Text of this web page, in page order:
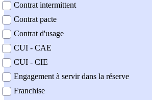
Contrat intermittent
Contrat pacte
Contrat d'usage
CUI - CAE
CUI - CIE
Engagement à servir dans la réserve
Franchise